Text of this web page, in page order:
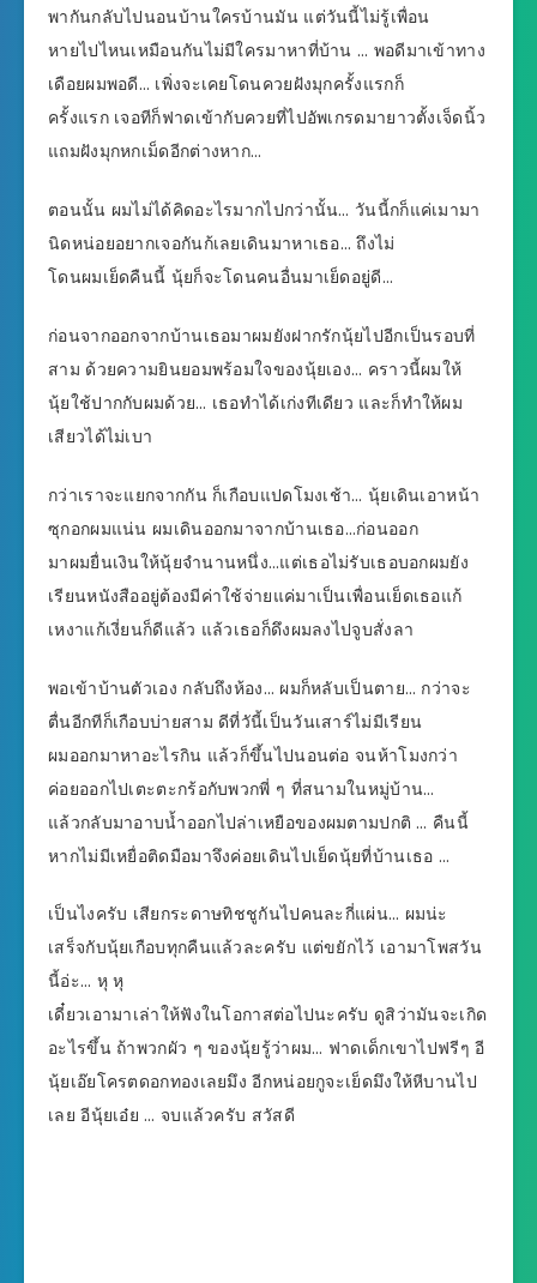
พากันกลับไปนอนบ้านใครบ้านมัน แต่วันนี้ไม่รู้เพื่อน
หายไปไหนเหมือนกันไม่มีใครมาหาที่บ้าน … พอดีมาเข้าทาง
เดือยผมพอดี… เพิ่งจะเคยโดนควยฝังมุกครั้งแรกก็
ครั้งแรก เจอทีก็ฟาดเข้ากับควยที่ไปอัพเกรดมายาวตั้งเจ็ดนิ้ว
แถมฝังมุกหกเม็ดอีกต่างหาก…
ตอนนั้น ผมไม่ได้คิดอะไรมากไปกว่านั้น… วันนี้กก็แค่เมามา
นิดหน่อยอยากเจอกันก้เลยเดินมาหาเธอ… ถึงไม่
โดนผมเย็ดคืนนี้ นุ้ยก็จะโดนคนอื่นมาเย็ดอยู่ดี…
ก่อนจากออกจากบ้านเธอมาผมยังฝากรักนุ้ยไปอีกเป็นรอบที่
สาม ด้วยความยินยอมพร้อมใจของนุ้ยเอง… คราวนี้ผมให้
นุ้ยใช้ปากกับผมด้วย… เธอทำได้เก่งทีเดียว และก็ทำให้ผม
เสียวได้ไม่เบา
กว่าเราจะแยกจากกัน ก็เกือบแปดโมงเช้า… นุ้ยเดินเอาหน้า
ซุกอกผมแน่น ผมเดินออกมาจากบ้านเธอ…ก่อนออก
มาผมยื่นเงินให้นุ้ยจำนานหนึ่ง…แต่เธอไม่รับเธอบอกผมยัง
เรียนหนังสืออยู่ต้องมีค่าใช้จ่ายแค่มาเป็นเพื่อนเย็ดเธอแก้
เหงาแก้เงี่ยนก็ดีแล้ว แล้วเธอก็ดึงผมลงไปจูบสั่งลา
พอเข้าบ้านตัวเอง กลับถึงห้อง… ผมก็หลับเป็นตาย… กว่าจะ
ตื่นอีกทีก็เกือบบ่ายสาม ดีที่วันี้เป็นวันเสาร์ไม่มีเรียน
ผมออกมาหาอะไรกิน แล้วก็ขึ้นไปนอนต่อ จนห้าโมงกว่า
ค่อยออกไปเตะตะกร้อกับพวกพี่ ๆ ที่สนามในหมู่บ้าน…
แล้วกลับมาอาบน้ำออกไปล่าเหยือของผมตามปกติ … คืนนี้
หากไม่มีเหยื่อติดมือมาจึงค่อยเดินไปเย็ดนุ้ยที่บ้านเธอ …
เป็นไงครับ เสียกระดาษทิชชูกันไปคนละกี่แผ่น… ผมน่ะ
เสร็จกับนุ้ยเกือบทุกคืนแล้วละครับ แต่ขยักไว้ เอามาโพสวัน
นี้อ่ะ… หุ หุ
เดี๋ยวเอามาเล่าให้ฟังในโอกาสต่อไปนะครับ ดูสิว่ามันจะเกิด
อะไรขึ้น ถ้าพวกผัว ๆ ของนุ้ยรู้ว่าผม… ฟาดเด็กเขาไปฟรีๆ อี
นุ้ยเอ๊ยโครตดอกทองเลยมึง อีกหน่อยกูจะเย็ดมึงให้หีบานไป
เลย อีนุ้ยเอ๋ย … จบแล้วครับ สวัสดี